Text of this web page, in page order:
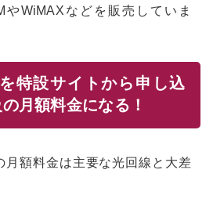
WiMAXなどを販売していま
特設サイトから申し込
月額料金になる！
月額料金は主要な光回線と大差